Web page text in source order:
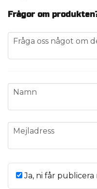
Frågor om
question
Fråga oss något om
name
Namn
email
Mejladress
Ja, ni får publicera